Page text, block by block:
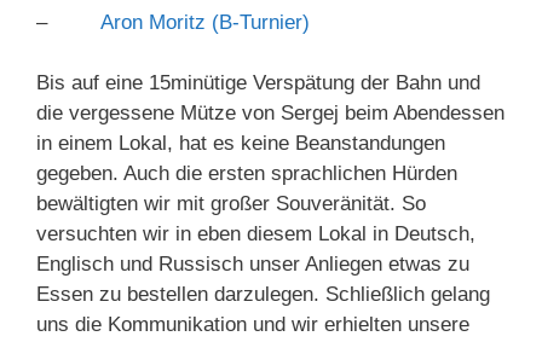
– Aron Moritz (B-Turnier)
Bis auf eine 15minütige Verspätung der Bahn und
die vergessene Mütze von Sergej beim Abendessen
in einem Lokal, hat es keine Beanstandungen
gegeben. Auch die ersten sprachlichen Hürden
bewältigten wir mit großer Souveränität. So
versuchten wir in eben diesem Lokal in Deutsch,
Englisch und Russisch unser Anliegen etwas zu
Essen zu bestellen darzulegen. Schließlich gelang
uns die Kommunikation und wir erhielten unsere